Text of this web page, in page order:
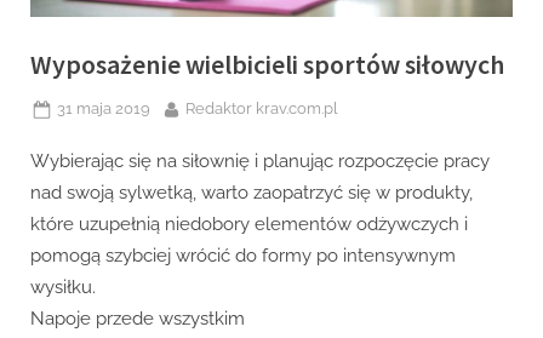
Wyposażenie wielbicieli sportów siłowych
Posted
31 maja 2019 By
Redaktor krav.com.pl
Wybierając się na siłownię i planując rozpoczęcie pracy
nad swoją sylwetką, warto zaopatrzyć się w produkty,
które uzupełnią niedobory elementów odżywczych i
pomogą szybciej wrócić do formy po intensywnym
wysiłku.
Napoje przede wszystkim